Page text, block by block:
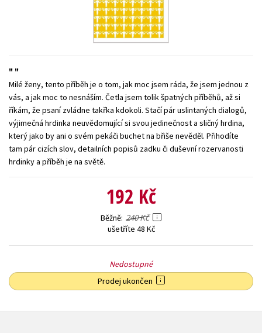
Zahraniční literatura
Všechny tituly
Milé ženy, tento příběh je o tom, jak moc jsem ráda, že jsem jednou z
vás, a jak moc to nesnáším. Četla jsem tolik špatných příběhů, až si
říkám, že psaní zvládne takřka kdokoli. Stačí pár uslintaných dialogů,
výjimečná hrdinka neuvědomující si svou jedinečnost a sličný hrdina,
který jako by ani o svém pekáči buchet na břiše nevěděl. Přihodíte
tam pár cizích slov, detailních popisů zadku či duševní rozervanosti
hrdinky a příběh je na světě.
192 Kč
Běžně 240 Kč
ušetříte 48 Kč
Nedostupné
Prodej ukončen